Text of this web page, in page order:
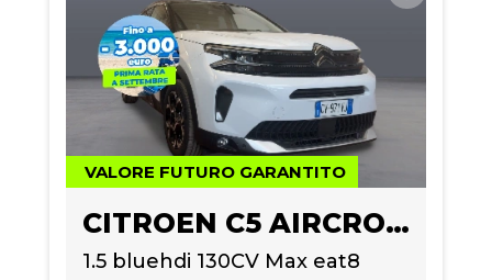
VALORE FUTURO GARANTITO
CITROEN C5 AIRCROSS
1.5 bluehdi 130CV Max eat8